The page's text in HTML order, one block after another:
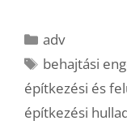
Kategória
adv
Címkék
behajtási
építkezési és
építkezési